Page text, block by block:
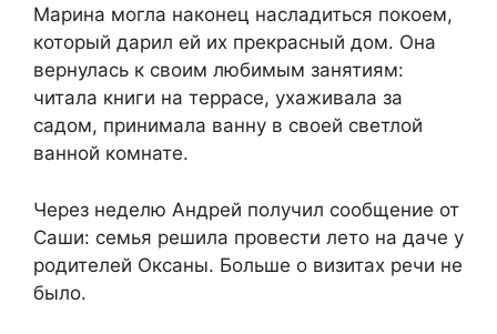
Марина могла наконец насладиться покоем,
который дарил ей их прекрасный дом. Она
вернулась к своим любимым занятиям:
читала книги на террасе, ухаживала за
садом, принимала ванну в своей светлой
ванной комнате.
Через неделю Андрей получил сообщение от
Саши: семья решила провести лето на даче у
родителей Оксаны. Больше о визитах речи не
было.